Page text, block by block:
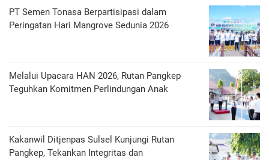
PT Semen Tonasa Berpartisipasi dalam
Peringatan Hari Mangrove Sedunia 2026
Melalui Upacara HAN 2026, Rutan Pangkep
Teguhkan Komitmen Perlindungan Anak
Kakanwil Ditjenpas Sulsel Kunjungi Rutan
Pangkep, Tekankan Integritas dan